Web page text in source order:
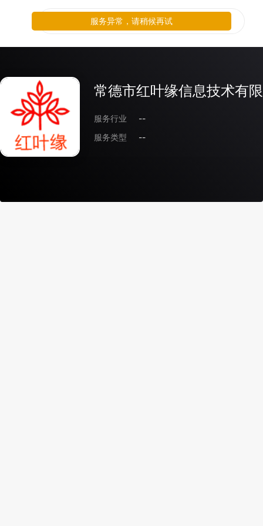
常德市红叶缘信息技术有
服务行业
--
服务类型
--
服务异常，请稍候再试